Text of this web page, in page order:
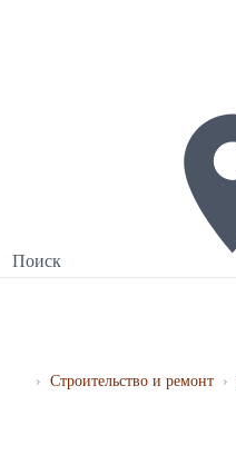
Поиск
› Строительство и ремонт ›